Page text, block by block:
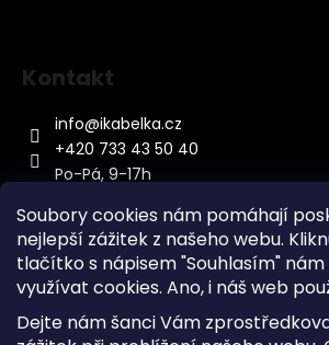
Soubory cookies nám pomáhají
nejlepší zážitek z našeho webu.
tlačítko s nápisem "Souhlasím"
využívat cookies. Ano, i náš web
Dejte nám šanci Vám
Kontakt
info@ikabelka.cz
+420 733 43 50 40
Po-Pá, 9-17h
Kontakt